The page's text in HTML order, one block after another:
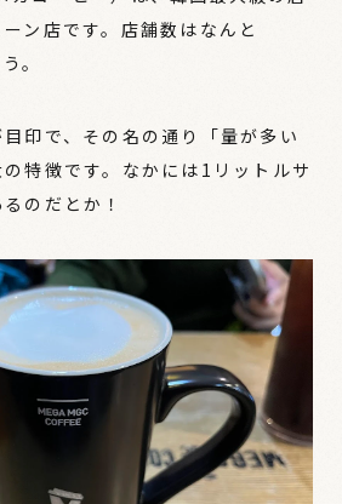
ン店です。店舗数はなんと
。
印で、その名の通り「量が多い
特徴です。なかには1リットルサ
のだとか！